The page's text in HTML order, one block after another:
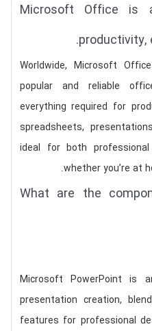
Microsoft Office is
productivity,
Worldwide, Microsoft
popular and reliable
everything required for
spreadsheets,
ideal for both
whether you’re at
What are the
Microsoft PowerPoint is
presentation creation,
features for professional